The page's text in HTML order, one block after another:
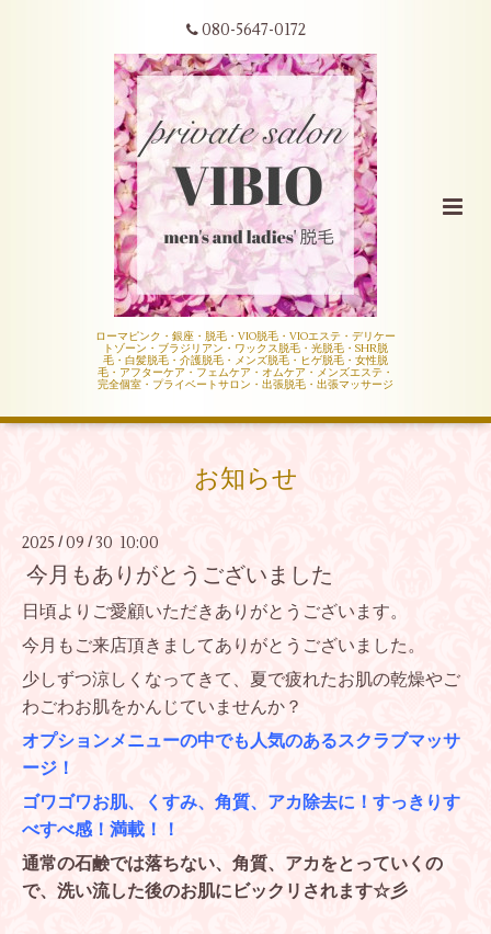
080-5647-0172
ローマピンク・銀座・脱毛・VIO脱毛・VIOエステ・デリケー
トゾーン・ブラジリアン・ワックス脱毛・光脱毛・SHR脱
毛・白髪脱毛・介護脱毛・メンズ脱毛・ヒゲ脱毛・女性脱
毛・アフターケア・フェムケア・オムケア・メンズエステ・
完全個室・プライベートサロン・出張脱毛・出張マッサージ
お知らせ
2025 / 09 /30 10:00
今月もありがとうございました
日頃よりご愛顧いただきありがとうございます。
今月もご来店頂きましてありがとうございました。
少しずつ涼しくなってきて、夏で疲れたお肌の乾燥やご
わごわお肌をかんじていませんか？
オプションメニューの中でも人気のあるスクラブマッサ
ージ！
ゴワゴワお肌、くすみ、角質、アカ除去に！すっきりす
べすべ感！満載！！
通常の石鹸では落ちない、角質、アカをとっていくの
で、洗い流した後のお肌にビックリされます☆彡